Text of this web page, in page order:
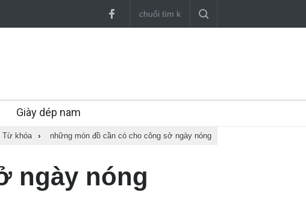
Giày dép nam
Từ khóa › những món đồ cần có cho công sở ngày nóng
ngày nóng